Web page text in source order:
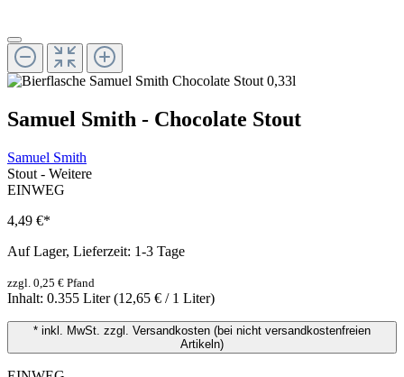
Samuel Smith - Chocolate Stout
Samuel Smith
Stout - Weitere
EINWEG
4,49 €*
Auf Lager, Lieferzeit: 1-3 Tage
zzgl. 0,25 € Pfand
Inhalt: 0.355 Liter(12,65 € / 1 Liter)
* inkl. MwSt. zzgl. Versandkosten (bei nicht versandkostenfreien
Artikeln)